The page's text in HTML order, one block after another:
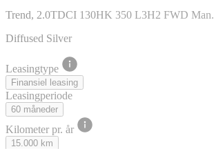
Trend, 2.0TDCI 130HK 350 L3H2 FWD Man.
Diffused Silver
Leasingtype
Finansiel leasing
Leasingperiode
60 måneder
Kilometer pr. år
15.000 km